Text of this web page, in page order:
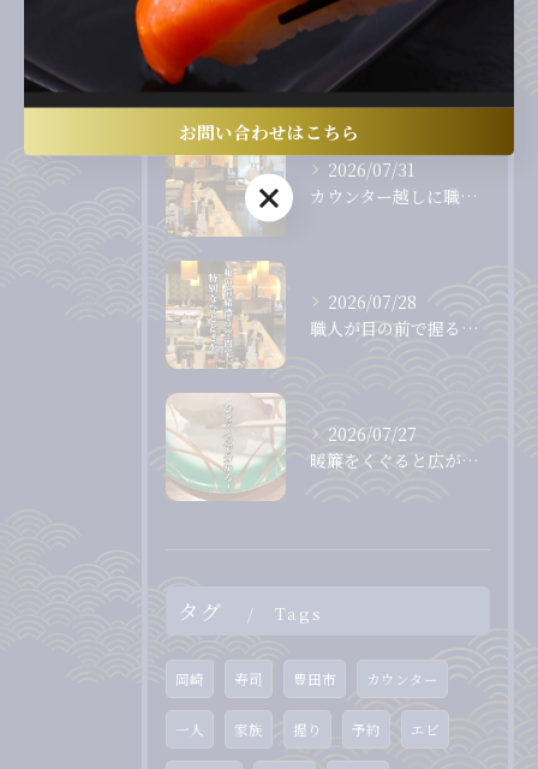
最近の投稿 Recent Posts
2026/07/31
カウンター越しに職人から直接受け取る、出来たて、握りたてのお...
2026/07/28
職人が目の前で握る、息をのむほど美しいまぐろ。
2026/07/27
暖簾をくぐると広がる、落ち着いた和の空間。
タグ Tags
岡崎 寿司 豊田市 カウンター
一人 家族 握り 予約 エビ
お問い合わせはこちら
お問い合わせはこちら